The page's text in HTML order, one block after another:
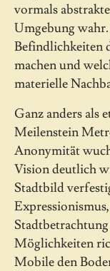
vormals
Umgebung
Befindlichkeiten
machen und
materielle
Ganz anders als
Meilenstein
Anonymität
Vision deutlich
Stadtbild
Möglichkeiten
Mobile den